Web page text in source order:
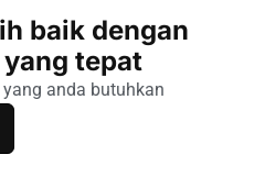
baik dengan
tepat
anda butuhkan